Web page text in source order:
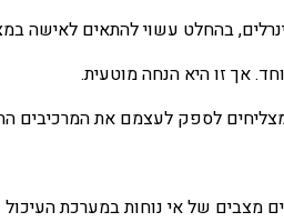
בהחלט עשוי להתאים לאישה
אך זו היא הנחה מוטעית.
מצליחים לספק לעצמם את
מצבים של אי נוחות במערכת